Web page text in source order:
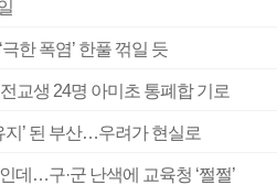
한 폭염’ 한풀 꺾일 듯
교생 24명 아미초 통폐합 기로
지’ 된 부산…우려가 현실로
데…구·군 난색에 교육청 ‘쩔쩔’